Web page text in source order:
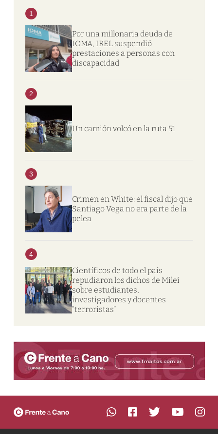
1
Por una millonaria deuda de
IOMA, IREL suspendió
prestaciones a personas con
discapacidad
2
Un camión volcó en la ruta 51
3
Crimen en White: el fiscal dijo que
Santiago Vega no era parte de la
pelea
4
Científicos de todo el país
repudiaron los dichos de Milei
sobre estudiantes,
investigadores y docentes
“terroristas”